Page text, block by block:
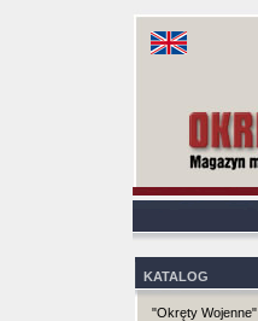
KATALOG
"Okręty Wojenne"